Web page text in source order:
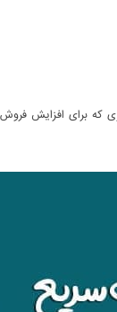
برای افزایش فروش